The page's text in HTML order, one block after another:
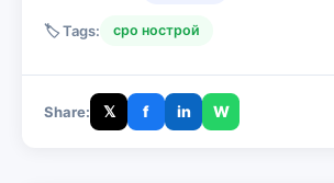
🏷️ Tags: сро нострой
Share: 𝕏 f in W